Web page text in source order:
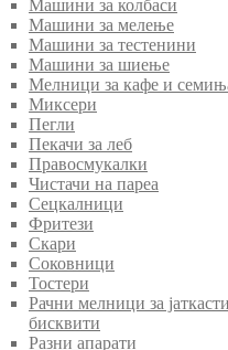
Машини за колбаси
Машини за мелење
Машини за тестенини
Машини за шиење
Мелници за кафе и
Миксери
Пегли
Пекачи за леб
Правосмукалки
Чистачи на пареа
Сецкалници
Фритези
Скари
Соковници
Тостери
Рачни мелници за
бисквити
Разни апарати